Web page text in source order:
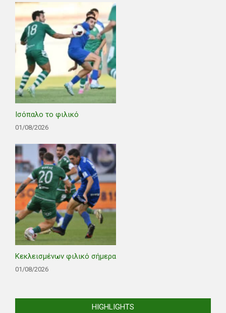
Ισόπαλο το φιλικό
01/08/2026
Κεκλεισμένων φιλικό σήμερα
01/08/2026
HIGHLIGHTS